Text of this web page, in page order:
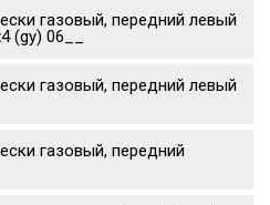
газовый, передний левый
(gy) 06__
газовый, передний левый
газовый, передний